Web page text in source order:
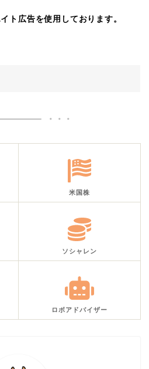
ト広告を使用しております。
米国株
ソシャレン
ロボアドバイザー